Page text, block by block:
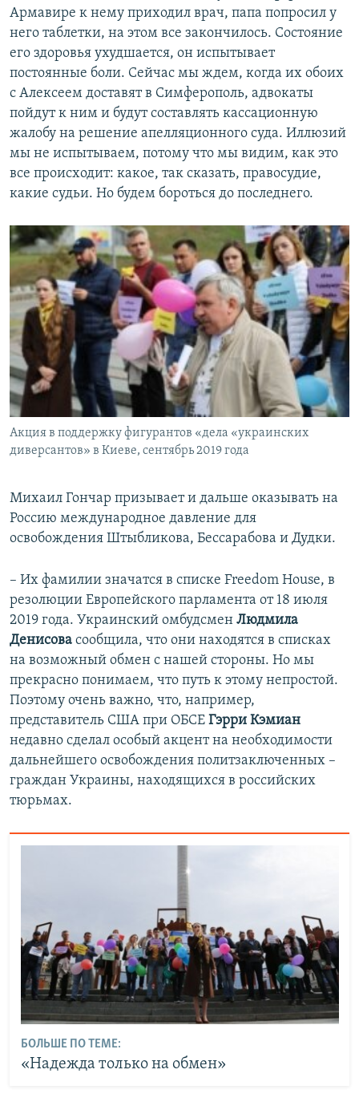
Армавире к нему приходил врач, папа попросил у
него таблетки, на этом все закончилось. Состояние
его здоровья ухудшается, он испытывает
постоянные боли. Сейчас мы ждем, когда их обоих
с Алексеем доставят в Симферополь, адвокаты
пойдут к ним и будут составлять кассационную
жалобу на решение апелляционного суда. Иллюзий
мы не испытываем, потому что мы видим, как это
все происходит: какое, так сказать, правосудие,
какие судьи. Но будем бороться до последнего.
Акция в поддержку фигурантов «дела «украинских
диверсантов» в Киеве, сентябрь 2019 года
Михаил Гончар призывает и дальше оказывать на
Россию международное давление для
освобождения Штыбликова, Бессарабова и Дудки.
– Их фамилии значатся в списке Freedom House, в
резолюции Европейского парламента от 18 июля
2019 года. Украинский омбудсмен Людмила
Денисова сообщила, что они находятся в списках
на возможный обмен с нашей стороны. Но мы
прекрасно понимаем, что путь к этому непростой.
Поэтому очень важно, что, например,
представитель США при ОБСЕ Гэрри Кэмиан
недавно сделал особый акцент на необходимости
дальнейшего освобождения политзаключенных –
граждан Украины, находящихся в российских
тюрьмах.
БОЛЬШЕ ПО ТЕМЕ:
«Надежда только на обмен»